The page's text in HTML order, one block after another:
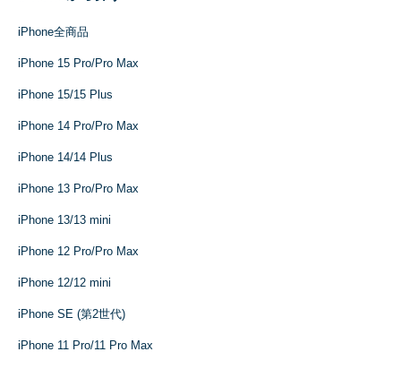
iPhone全商品
iPhone 15 Pro/Pro Max
iPhone 15/15 Plus
iPhone 14 Pro/Pro Max
iPhone 14/14 Plus
iPhone 13 Pro/Pro Max
iPhone 13/13 mini
iPhone 12 Pro/Pro Max
iPhone 12/12 mini
iPhone SE (第2世代)
iPhone 11 Pro/11 Pro Max